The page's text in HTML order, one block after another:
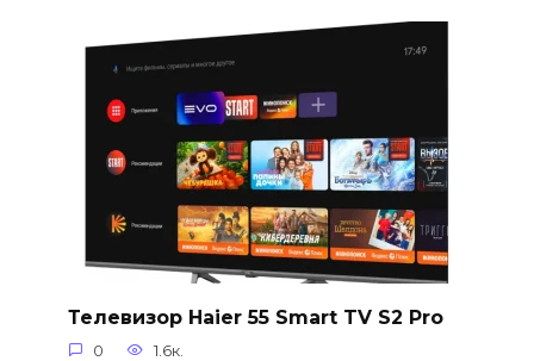
Телевизор Haier 55 Smart TV S2 Pro
0 1.6к.